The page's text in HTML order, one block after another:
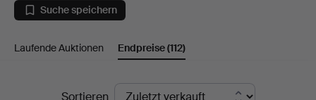
Stühle
bei
Suche speichern
Laufende Auktionen Endpreise(112)
EndpreiseSortieren